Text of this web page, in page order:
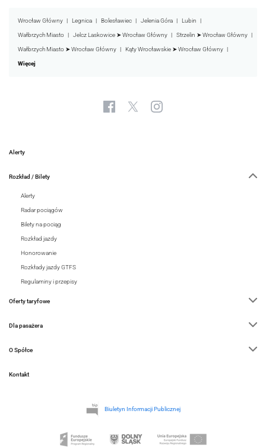
Wrocław Główny Legnica Bolesławiec Jelenia Góra Lubin
Wałbrzych Miasto Jelcz Laskowice ➤ Wrocław Główny Strzelin ➤ Wrocław Główny
Wałbrzych Miasto ➤ Wrocław Główny Kąty Wrocławskie ➤ Wrocław Główny
Więcej
Alerty
Rozkład / Bilety
Alerty
Radar pociągów
Bilety na pociąg
Rozkład jazdy
Honorowanie
Rozkłady jazdy GTFS
Regulaminy i przepisy
Oferty taryfowe
Dla pasażera
O Spółce
Kontakt
Biuletyn Informacji Publicznej